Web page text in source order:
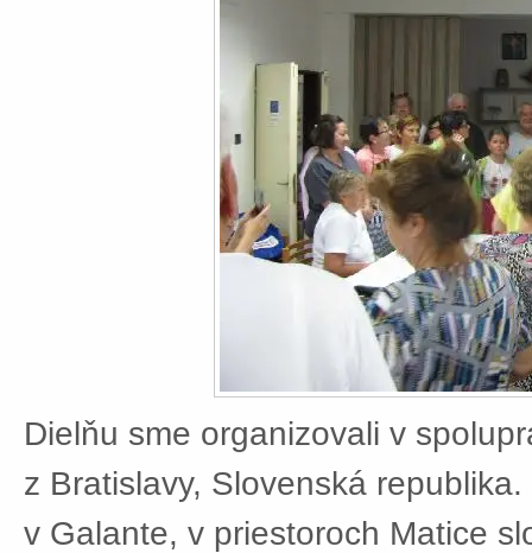
Dielňu sme organizovali v
z Bratislavy, Slovenská
v Galante, v priestoroch Matice